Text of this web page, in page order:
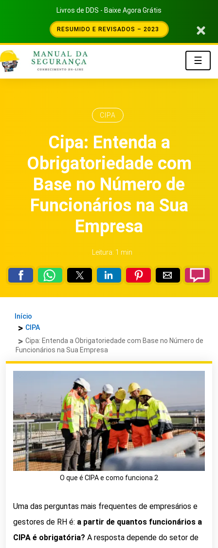
Livros de DDS - Baixe Agora Grátis
RESUMIDO E REVISADOS – 2023
☰
CIPA
Cipa: Entenda a
Obrigatoriedade com
Base no Número de
Funcionários na Sua
Empresa
Leitura: 1 min
Início
CIPA
Cipa: Entenda a Obrigatoriedade com Base no Número de
Funcionários na Sua Empresa
O que é CIPA e como funciona 2
Uma das perguntas mais frequentes de empresários e
gestores de RH é: a partir de quantos funcionários a
CIPA é obrigatória? A resposta depende do setor de